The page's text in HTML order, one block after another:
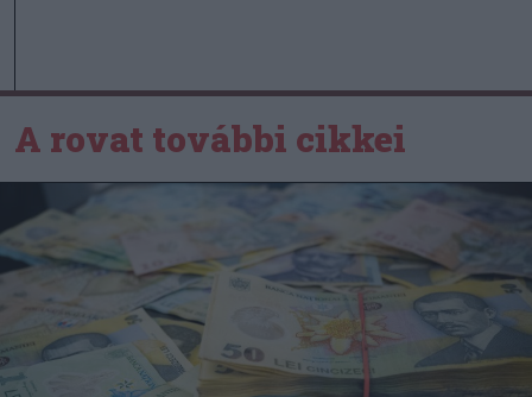
A rovat további cikkei